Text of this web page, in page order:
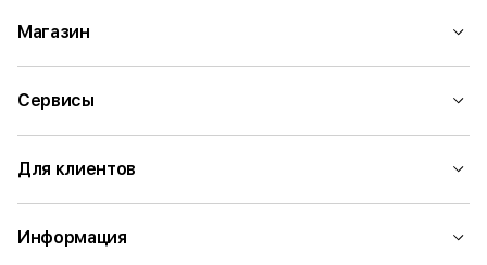
Магазин
Сервисы
Для клиентов
Информация